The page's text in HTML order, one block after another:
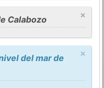
×
Calabozo
×
del mar de